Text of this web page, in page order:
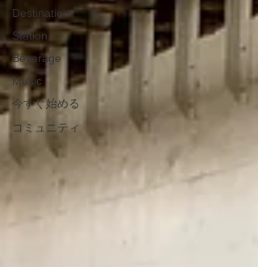
Destination
Station
Beverage
Music
今すぐ始める
コミュニティ